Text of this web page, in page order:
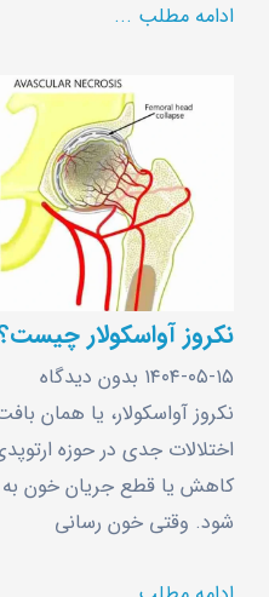
ادامه مطلب ...
نکروز آواسکولار
۱۴۰۴-۰۵-۱۵ بدون دیدگاه
نکروز آواسکولار، یا همان
اختلالات جدی در حوزه
کاهش یا قطع جریان خون به
شود. وقتی خون‌ رسانی